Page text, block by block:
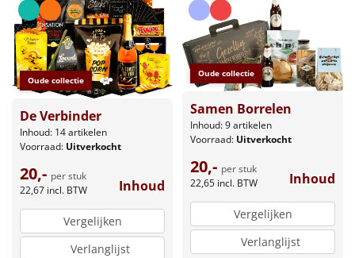
Oude collectie
De Verbinder
Inhoud: 14 artikelen
Voorraad: Uitverkocht
20,- per stuk
22,67 incl. BTW Inhoud
Vergelijken
Verlanglijst
Oude collectie
Samen Borrelen
Inhoud: 9 artikelen
Voorraad: Uitverkocht
20,- per stuk
22,65 incl. BTW Inhoud
Vergelijken
Verlanglijst